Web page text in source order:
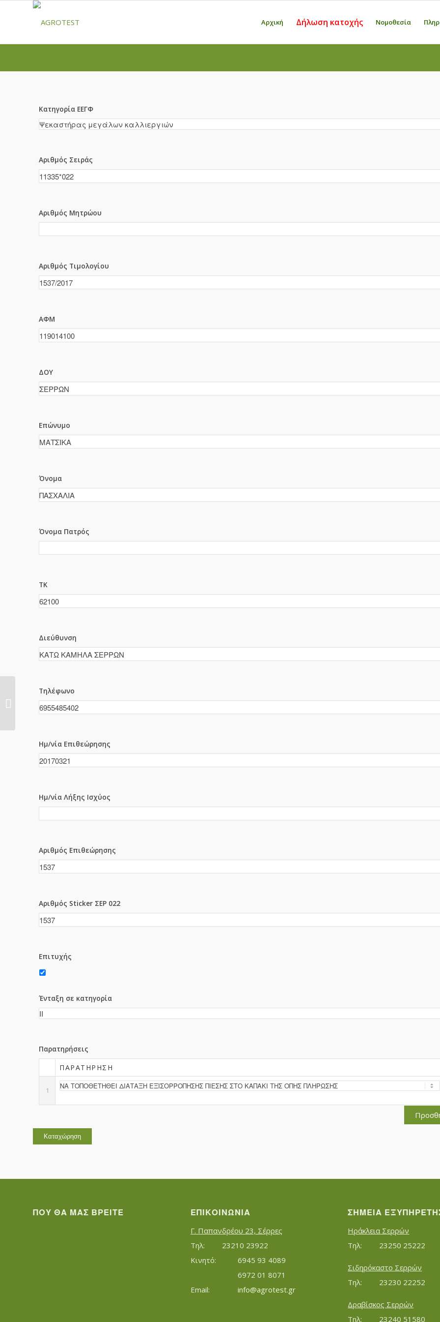
Αρχική Δήλωση κατοχής Νομοθεσία
Κατηγορία ΕΕΓΦ
Αριθμός Σειράς
Αριθμός Μητρώου
Αριθμός Τιμολογίου
ΑΦΜ
ΔΟΥ
Επώνυμο
Όνομα
Όνομα Πατρός
ΤΚ
Διεύθυνση
Τηλέφωνο
Ημ/νία Επιθεώρησης
Ημ/νία Λήξης Ισχύος
Αριθμός Επιθεώρησης
Αριθμός Sticker ΣΕΡ 022
Επιτυχής
Ένταξη σε κατηγορία
Παρατηρήσεις
ΠΑΡΑΤΉΡΗΣΗ
1
ΠΟΥ ΘΑ ΜΑΣ ΒΡΕΊΤΕ ΕΠΙΚΟΙΝΩΝΊΑ
Γ. Παπανδρέου 23, Σέρρες
Τηλ:		23210 23922
Κινητό:		6945 93 4089
			6972 01 8071
info@agrotest.gr
ΣΗΜΕΊΑ
Ηράκλεια Σερρών
Τηλ:		23250 25222
Σιδηρόκαστο Σερρών
Τηλ:		23230 22252
Δραβίσκος Σερρών
Τηλ:		23240 51580